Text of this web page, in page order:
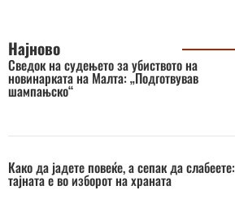
Најново
Сведок на судењето за убиството на
новинарката на Малта: „Подготвував
шампањско“
Како да јадете повеќе, а сепак да слабеете:
тајната е во изборот на храната